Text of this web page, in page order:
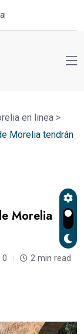
en linea >
Morelia tendrán
Morelia
0 2 min read